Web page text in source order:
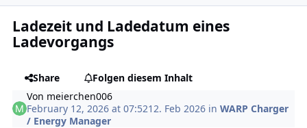
Ladezeit und Ladedatum eines
Ladevorgangs
Share
Folgen diesem Inhalt
Von meierchen006
February 12, 2026 at 07:5212. Feb 2026 inWARP Charger
/ Energy Manager